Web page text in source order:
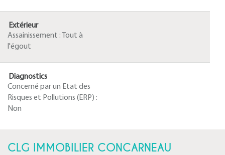
Extérieur
Assainissement :
Tout à
l'égout
Diagnostics
Concerné par un Etat des
Risques et Pollutions (ERP) :
Non
CLG IMMOBILIER CONCARNEAU